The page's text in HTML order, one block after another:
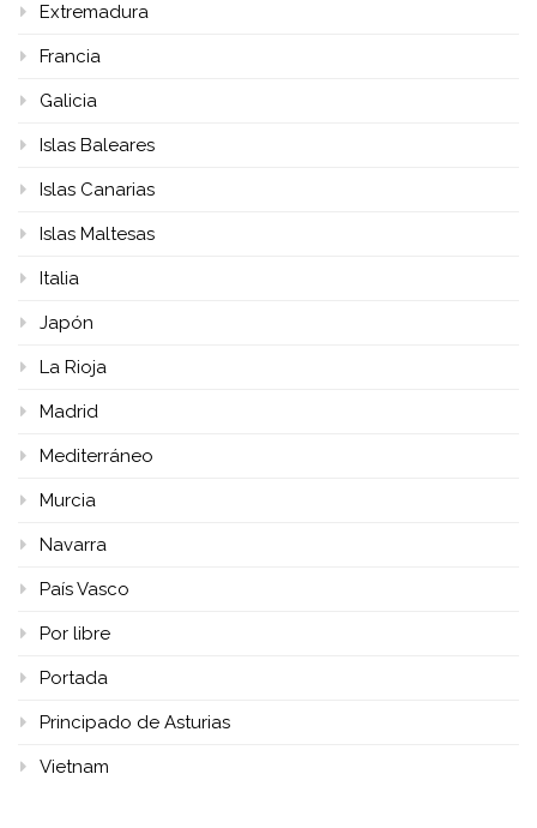
Extremadura
Francia
Galicia
Islas Baleares
Islas Canarias
Islas Maltesas
Italia
Japón
La Rioja
Madrid
Mediterráneo
Murcia
Navarra
País Vasco
Por libre
Portada
Principado de Asturias
Vietnam